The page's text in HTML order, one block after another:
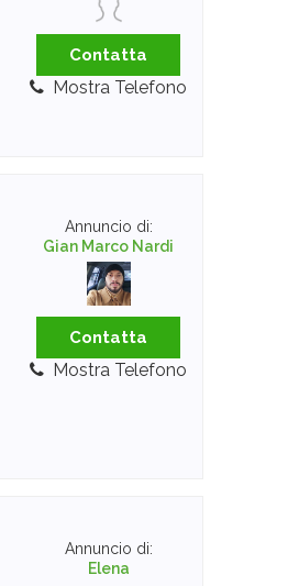
Contatta
Mostra Telefono
Annuncio di:
Gian Marco Nardi
Contatta
Mostra Telefono
Annuncio di:
Elena